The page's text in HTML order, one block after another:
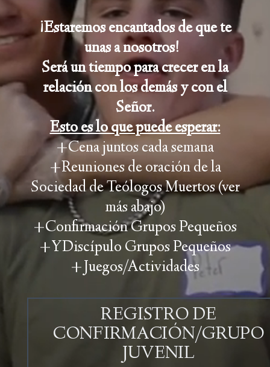
¡Estaremos encantados de que te
unas a nosotros!
Será un tiempo para crecer en la
relación con los demás y con el
Señor.
Esto es lo que puede esperar:
+Cena juntos cada semana
+Reuniones de oración de la
Sociedad de Teólogos Muertos (ver
más abajo)
+Confirmación Grupos Pequeños
+YDiscípulo Grupos Pequeños
+Juegos/Actividades
REGISTRO DE
CONFIRMACIÓN/GRUPO
JUVENIL